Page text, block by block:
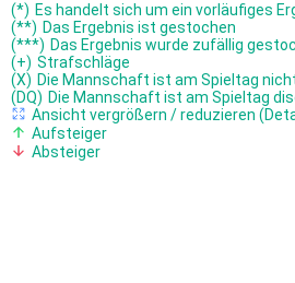
(*) Es handelt sich um ein vorläufiges
(**) Das Ergebnis ist gestochen
(***) Das Ergebnis wurde zufällig
(+) Strafschläge
(X) Die Mannschaft ist am Spieltag
(DQ) Die Mannschaft ist am Spieltag
Ansicht vergrößern / reduzieren
Aufsteiger
Absteiger